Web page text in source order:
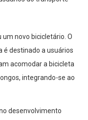
um novo bicicletário. O
é destinado a usuários
acomodar a bicicleta
integrando-se ao
desenvolvimento